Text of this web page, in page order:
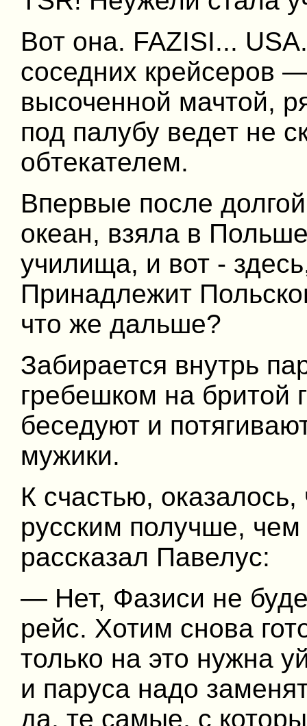
Вот она. FAZISI...
соседних крейсеров
высоченной мачтой,
под палубу ведет не
обтекателем.
Впервые после
океан, взяла в
училища, и вот -
Принадлежит
что же дальше?
Забирается внутрь
гребешком на бритой
беседуют и
мужики.
К счастью,
русским получше, чем
рассказал Павелус:
— Нет, Фазиси не
рейс. Хотим снова
только на это нужна
и паруса надо
да, те самые, с